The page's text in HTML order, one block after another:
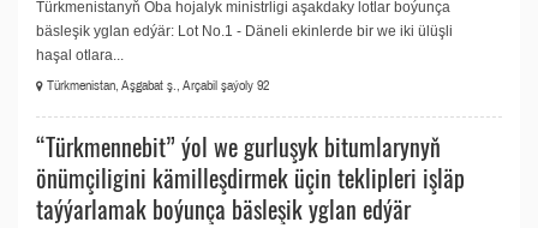
Türkmenistanyň Oba hojalyk ministrligi aşakdaky lotlar boýunça
bäsleşik yglan edýär: Lot No.1 - Däneli ekinlerde bir we iki ülüşli
haşal otlara...
Türkmenistan, Aşgabat ş., Arçabil şaýoly 92
“Türkmennebit” ýol we gurluşyk bitumlarynyň
önümçiligini kämilleşdirmek üçin teklipleri işläp
taýýarlamak boýunça bäsleşik yglan edýär